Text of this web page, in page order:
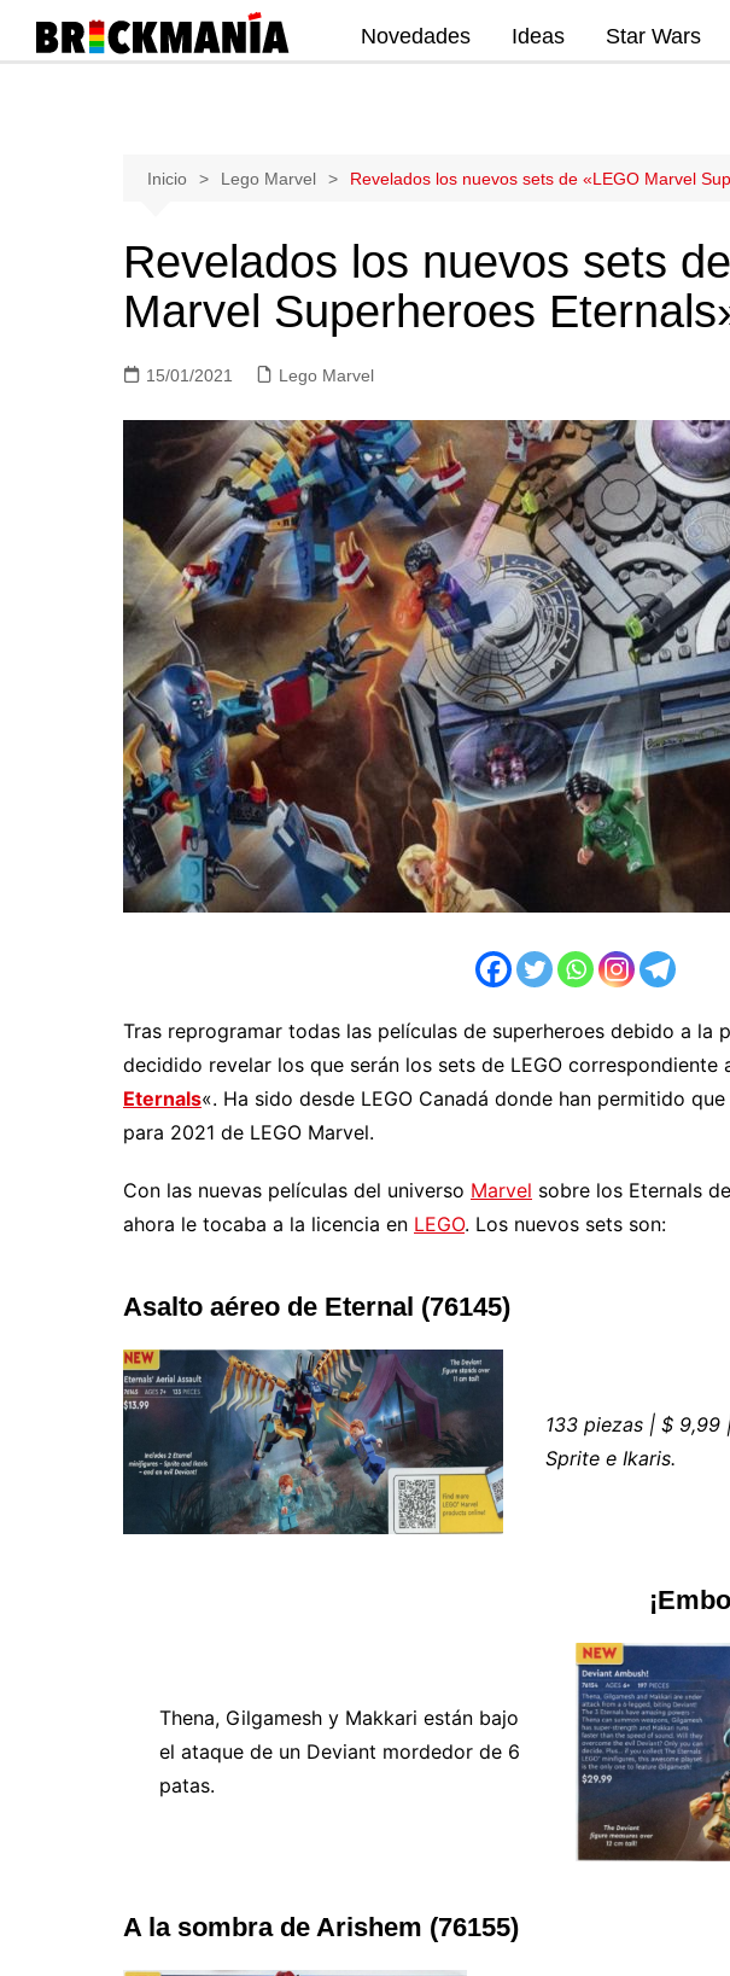
Creator.
Novedades Ideas Star Wars
Inicio Lego Marvel Revelados los nuevos sets de «LEGO Marvel
Revelados los nuevos sets
Marvel Superheroes
15/01/2021 Lego Marvel
Tras reprogramar todas las películas de superheroes debido a la
decidido revelar los que serán los sets de LEGO correspondiente
Eternals«. Ha sido desde LEGO Canadá donde han permitido
para 2021 de LEGO Marvel.
Con las nuevas películas del universo Marvel sobre los Eternals
ahora le tocaba a la licencia en LEGO. Los nuevos sets son:
Asalto aéreo de Eternal (76145)
133 piezas | $ 9,99
Sprite e Ikaris.
Thena, Gilgamesh y Makkari están bajo
el ataque de un Deviant mordedor de 6
patas.
A la sombra de Arishem (76155)